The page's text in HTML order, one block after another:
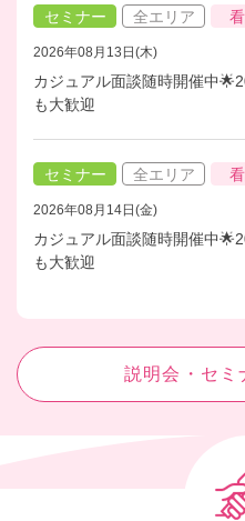
セミナー 全エリア
2026年08月13日(木)
カジュアル面談随時開催中
も大歓迎
セミナー 全エリア
2026年08月14日(金)
カジュアル面談随時開催中
も大歓迎
説明会・セミ